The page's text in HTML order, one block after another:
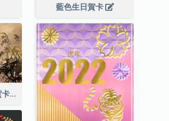
藍色生日賀卡
虎年水墨插畫新年賀卡